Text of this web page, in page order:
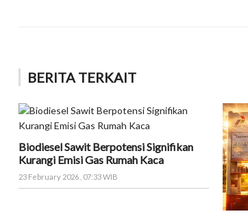
BERITA TERKAIT
Biodiesel Sawit Berpotensi Signifikan
Kurangi Emisi Gas Rumah Kaca
23 February 2026 , 07:33 WIB